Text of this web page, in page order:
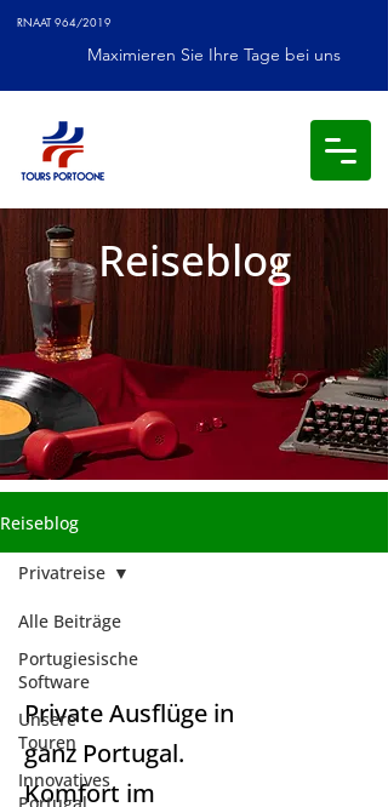
RNAAT 964/2019
Maximieren Sie Ihre Tage bei uns
Reiseblog
Reiseblog
Alle Beiträge
Portugiesische
Software
Unsere
Touren
Innovatives
Privatreise
Privatreise
Private Ausflüge in
ganz Portugal.
Komfort im